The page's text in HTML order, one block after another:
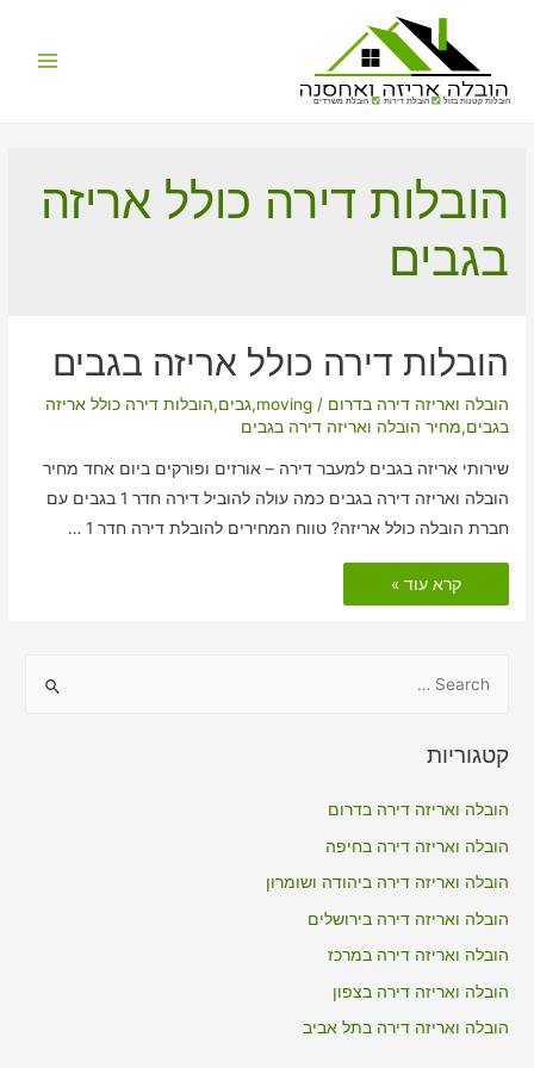
הובלות קטנות בזול הובלת דירות הובלת משרדים
הובלות דירה כולל אריזה
בגבים
הובלות דירה כולל אריזה בגבים
הובלה ואריזה דירה בדרום /
moving
,גבים,הובלות דירה כולל אריזה
בגבים,מחיר הובלה ואריזה דירה בגבים
שירותי אריזה בגבים למעבר דירה – אורזים ופורקים ביום אחד מחיר
הובלה ואריזה דירה בגבים כמה עולה להוביל דירה חדר 1 בגבים עם
חברת הובלה כולל אריזה? טווח המחירים להובלת דירה חדר 1 …
הובלות
דירה
כולל
קרא עוד »
r
o
r
:
קטגוריות
הובלה ואריזה דירה בדרום
הובלה ואריזה דירה בחיפה
הובלה ואריזה דירה ביהודה ושומרון
הובלה ואריזה דירה בירושלים
הובלה ואריזה דירה במרכז
הובלה ואריזה דירה בצפון
הובלה ואריזה דירה בתל אביב